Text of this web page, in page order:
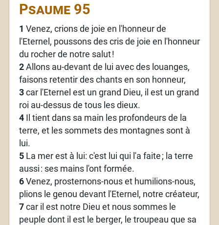
Psaume 95
1 Venez, crions de joie en l'honneur de
l'Eternel, poussons des cris de joie en l'honneur
du rocher de notre salut!
2Allons au-devant de lui avec des louanges,
faisons retentir des chants en son honneur,
3car l'Eternel est un grand Dieu, il est un grand
roi au-dessus de tous les dieux.
4Il tient dans sa main les profondeurs de la
terre, et les sommets des montagnes sont à
lui.
5La mer est à lui: c'est lui qui l'a faite ; la terre
aussi : ses mains l'ont formée.
6Venez, prosternons-nous et humilions-nous,
plions le genou devant l'Eternel, notre créateur,
7car il est notre Dieu et nous sommes le
peuple dont il est le berger, le troupeau que sa